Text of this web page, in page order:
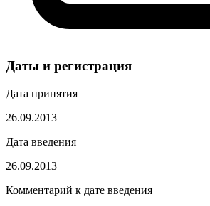
Даты и регистрация
Дата принятия
26.09.2013
Дата введения
26.09.2013
Комментарий к дате введения